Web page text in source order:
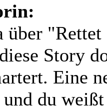
über
Story
Eine
und du